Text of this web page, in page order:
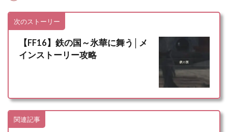
次のストーリー
【FF16】鉄の国～氷華に舞う│メ
インストーリー攻略
関連記事